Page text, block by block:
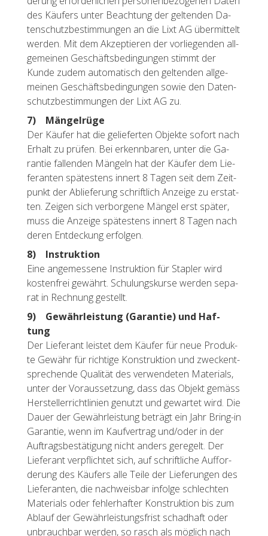
des Käu­fers unter Be­ach­tung der gel­ten­den Da­
ten­schutz­be­stim­mun­gen an die Lixt AG über­mit­telt
wer­den. Mit dem Ak­zep­tie­ren der vor­lie­gen­den all­
ge­mei­nen Ge­schäfts­be­din­gun­gen stimmt der
Kunde zudem au­to­ma­tisch den gel­ten­den all­ge­
mei­nen Ge­schäfts­be­din­gun­gen sowie den Da­ten­
schutz­be­stim­mun­gen der Lixt AG zu.
7) Män­gel­rü­ge
Der Käu­fer hat die ge­lie­fer­ten Ob­jek­te so­fort nach
Er­halt zu prü­fen. Bei er­kenn­ba­ren, unter die Ga­
ran­tie fal­len­den Män­geln hat der Käu­fer dem Lie­
fe­ran­ten spä­tes­tens in­nert 8 Tagen seit dem Zeit­
punkt der Ab­lie­fe­rung schrift­lich An­zei­ge zu er­stat­
ten. Zei­gen sich ver­bor­ge­ne Män­gel erst spä­ter,
muss die An­zei­ge spä­tes­tens in­nert 8 Tagen nach
deren Ent­de­ckung er­fol­gen.
8) In­struk­ti­on
Eine an­ge­mes­se­ne In­struk­ti­on für Stap­ler wird
kos­ten­frei ge­währt. Schu­lungs­kur­se wer­den se­pa­
rat in Rech­nung ge­stellt.
9) Ge­währ­leis­tung (Ga­ran­tie) und Haf­
tung
Der Lie­fe­rant leis­tet dem Käu­fer für neue Pro­duk­
te Ge­währ für rich­ti­ge Kon­struk­ti­on und zweck­ent­
spre­chen­de Qua­li­tät des ver­wen­de­ten Ma­te­ri­als,
unter der Vor­aus­set­zung, dass das Ob­jekt ge­mäss
Her­stel­lerricht­li­ni­en ge­nutzt und ge­war­tet wird. Die
Dauer der Ge­währ­leis­tung be­trägt ein Jahr Bring-in
Ga­ran­tie, wenn im Kauf­ver­trag und/oder in der
Auf­trags­be­stä­ti­gung nicht an­ders ge­re­gelt. Der
Lie­fe­rant ver­pflich­tet sich, auf schrift­li­che Auf­for­
de­rung des Käu­fers alle Teile der Lie­fe­run­gen des
Lie­fe­ran­ten, die nach­weis­bar in­fol­ge schlech­ten
Ma­te­ri­als oder feh­ler­haf­ter Kon­struk­ti­on bis zum
Ab­lauf der Ge­währ­leis­tungs­frist schad­haft oder
un­brauch­bar wer­den, so rasch als mög­lich nach